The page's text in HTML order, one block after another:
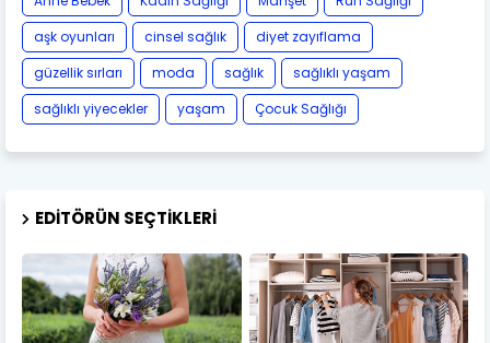
aşk oyunları
cinsel sağlık
diyet zayıflama
güzellik sırları
moda sağlık
sağlıklı yaşam
sağlıklı yiyecekler
yaşam Çocuk Sağlığı
EDITÖRÜN SEÇTIKLERI